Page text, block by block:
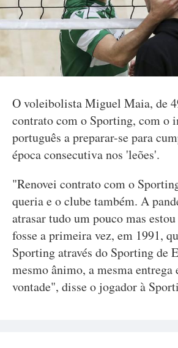
O voleibolista Miguel Maia, de
contrato com o Sporting, com o
português a preparar-se para
época consecutiva nos 'leões'.
"Renovei contrato com o
queria e o clube também. A
atrasar tudo um pouco mas
fosse a primeira vez, em 1991,
Sporting através do Sporting de
mesmo ânimo, a mesma entrega
vontade", disse o jogador à